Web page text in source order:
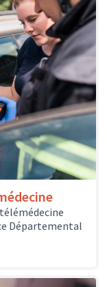
Départemental